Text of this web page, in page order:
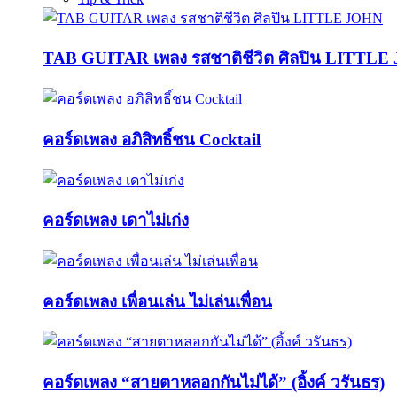
TAB GUITAR เพลง รสชาติชีวิต ศิลปิน LITTLE
คอร์ดเพลง อภิสิทธิ์ชน Cocktail
คอร์ดเพลง เดาไม่เก่ง
คอร์ดเพลง เพื่อนเล่น ไม่เล่นเพื่อน
คอร์ดเพลง “สายตาหลอกกันไม่ได้” (อิ้งค์ วรันธร)